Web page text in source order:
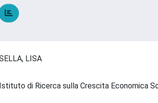
LISA
Istituto di Ricerca sulla Crescita Economica